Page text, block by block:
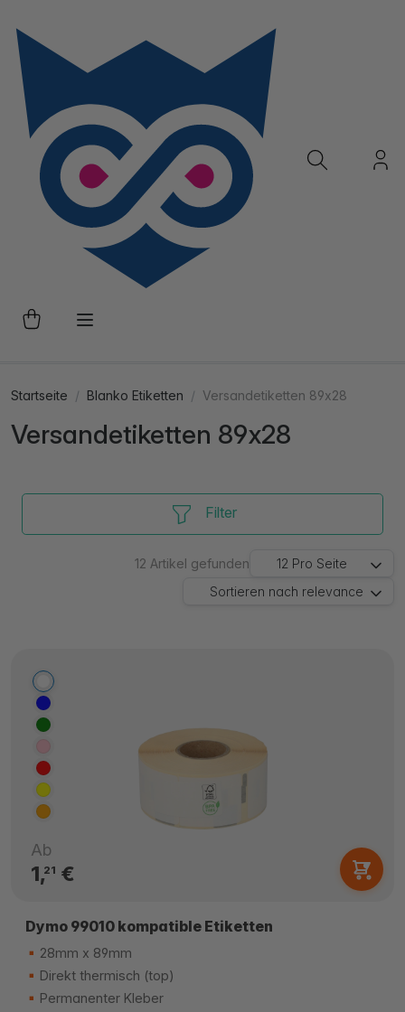
Startseite Blanko Etiketten Versandetiketten 89x28
Versandetiketten 89x28
Filter
12 Artikel gefunden 12 Pro Seite
Sortieren nach relevance
Ab
1,21 €
Dymo 99010 kompatible Etiketten
28mm x 89mm
Direkt thermisch (top)
Permanenter Kleber